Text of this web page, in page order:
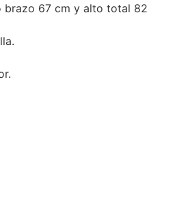
brazo 67 cm y alto total 82